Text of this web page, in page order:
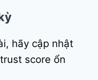
hãy cập nhật
score ổn